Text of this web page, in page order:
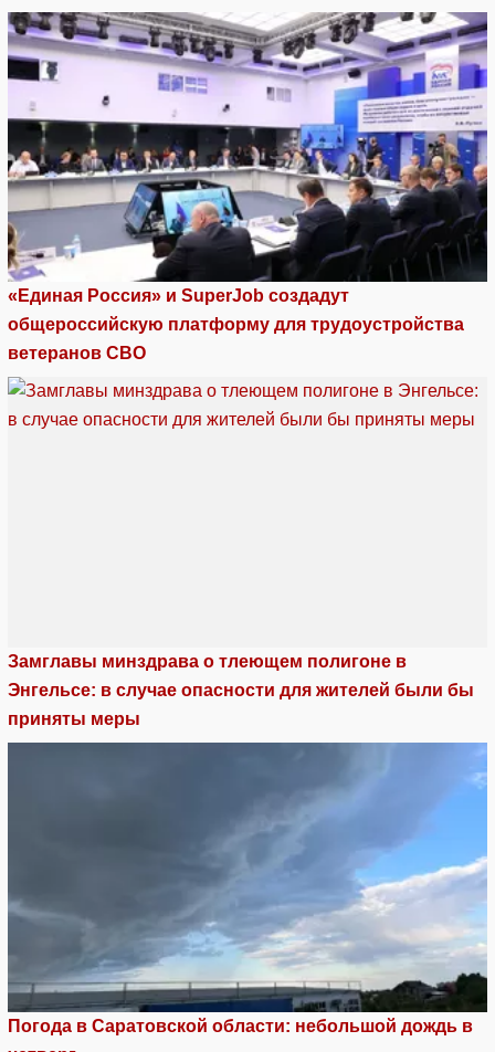
«Единая Россия» и SuperJob создадут
общероссийскую платформу для трудоустройства
ветеранов СВО
Замглавы минздрава о тлеющем полигоне в
Энгельсе: в случае опасности для жителей были бы
приняты меры
Погода в Саратовской области: небольшой дождь в